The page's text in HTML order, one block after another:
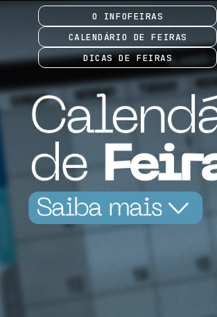
O INFOFEIRAS
CALENDÁRIO DE FEIRAS
DICAS DE FEIRAS